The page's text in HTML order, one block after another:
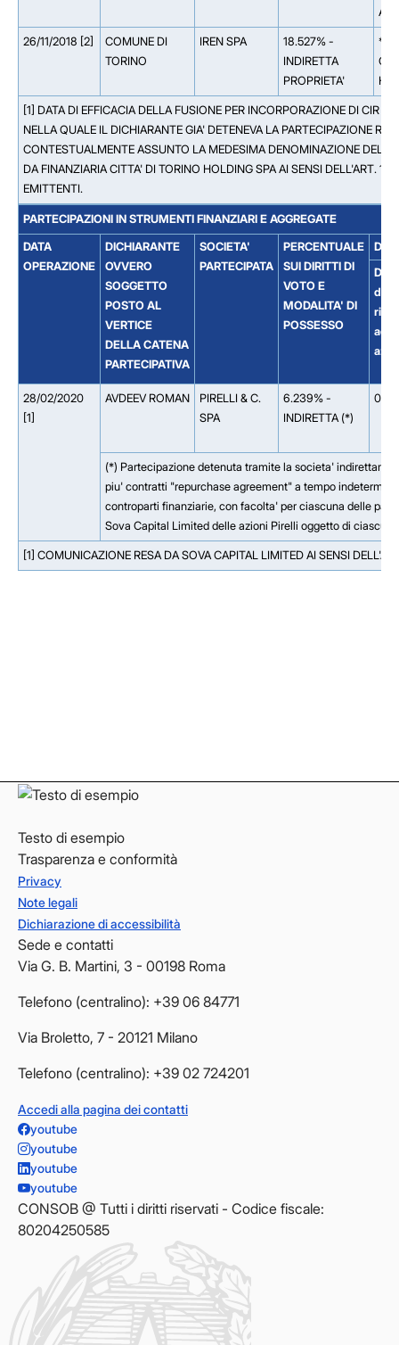
26/11/2018 [2]
COMUNE DI
TORINO
IREN SPA
18.527% -
INDIRETTA
PROPRIETA'
**
[1] DATA DI EFFICACIA DELLA FUSIONE PER INCORPORAZIONE DI CIR
NELLA QUALE IL DICHIARANTE GIA' DETENEVA LA PARTECIPAZIONE
CONTESTUALMENTE ASSUNTO LA MEDESIMA DENOMINAZIONE
DA FINANZIARIA CITTA' DI TORINO HOLDING SPA AI SENSI DELL'ART.
EMITTENTI.
PARTECIPAZIONI IN STRUMENTI FINANZIARI E AGGREGATE
DATA
OPERAZIONE
DICHIARANTE
OVVERO
SOGGETTO
POSTO AL
VERTICE
DELLA CATENA
PARTECIPATIVA
SOCIETA'
PARTECIPATA
PERCENTUALE
SUI DIRITTI DI
VOTO E
MODALITA' DI
POSSESSO
di
ad
28/02/2020
[1]
AVDEEV ROMAN
PIRELLI & C.
SPA
6.239% -
INDIRETTA (*)
(*) Partecipazione detenuta tramite la societa'
piu' contratti "repurchase agreement" a tempo
controparti finanziarie, con facolta' per ciascuna delle
Sova Capital Limited delle azioni Pirelli oggetto di ciascun
[1] COMUNICAZIONE RESA DA SOVA CAPITAL LIMITED AI SENSI
Testo di esempio
Trasparenza e conformità
Privacy
Note legali
Dichiarazione di accessibilità
Sede e contatti
Via G. B. Martini, 3 - 00198 Roma
Telefono (centralino): +39 06 84771
Via Broletto, 7 - 20121 Milano
Telefono (centralino): +39 02 724201
Accedi alla pagina dei contatti
youtube
youtube
youtube
youtube
CONSOB @ Tutti i diritti riservati - Codice fiscale:
80204250585